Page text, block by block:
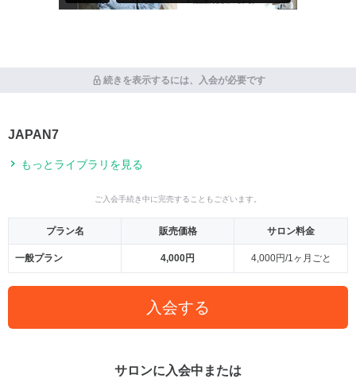
続きを表示するには、入会が必要です
JAPAN7
もっとライブラリを見る
ご入会手続き中に完売することもございます。
プラン名 販売価格 サロン料金
一般プラン 4,000円 4,000円/1ヶ月ごと
入会する
サロンに入会中または